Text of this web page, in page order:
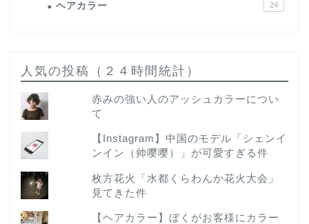
ヘアカラー 24
人気の投稿（２４時間統計）
赤みの強い人のアッシュカラーについ
て
【Instagram】中国のモデル「シェンイ
ンイン（帅嘤嘤）」が可愛すぎる件
枚方花火「水都くらわんか花火大会」
見てきた件
【ヘアカラー】ぼくがお客様にカラー